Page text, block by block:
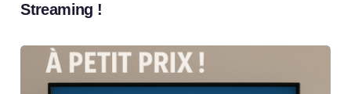
Streaming !